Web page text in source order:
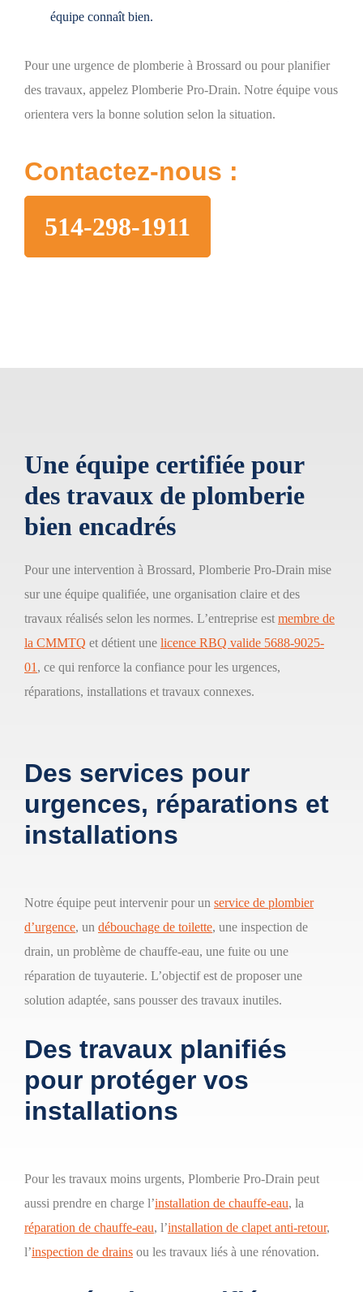
équipe connaît bien.
Pour une urgence de plomberie à Brossard ou pour planifier
des travaux, appelez Plomberie Pro-Drain. Notre équipe vous
orientera vers la bonne solution selon la situation.
Contactez-nous :
514-298-1911
Une équipe certifiée pour
des travaux de plomberie
bien encadrés
Pour une intervention à Brossard, Plomberie Pro-Drain mise
sur une équipe qualifiée, une organisation claire et des
travaux réalisés selon les normes. L’entreprise est membre de
la CMMTQ et détient une licence RBQ valide 5688-9025-
01 , ce qui renforce la confiance pour les urgences,
réparations, installations et travaux connexes.
Des services pour
urgences, réparations et
installations
Notre équipe peut intervenir pour un service de plombier
d’urgence, un débouchage de toilette, une inspection de
drain, un problème de chauffe-eau, une fuite ou une
réparation de tuyauterie. L’objectif est de proposer une
solution adaptée, sans pousser des travaux inutiles.
Des travaux planifiés
pour protéger vos
installations
Pour les travaux moins urgents, Plomberie Pro-Drain peut
aussi prendre en charge l’installation de chauffe-eau, la
réparation de chauffe-eau, l’installation de clapet anti-retour,
l’inspection de drains ou les travaux liés à une rénovation.